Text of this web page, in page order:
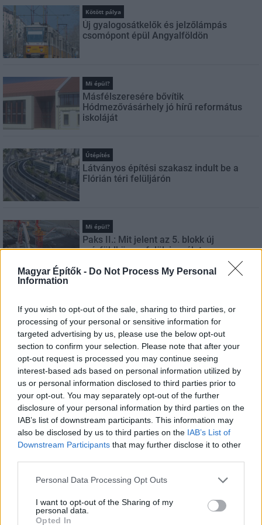
Magyar Építők - Do Not Process My Personal
Information
If you wish to opt-out of the sale, sharing to third parties, or
processing of your personal or sensitive information for
targeted advertising by us, please use the below opt-out
section to confirm your selection. Please note that after your
opt-out request is processed you may continue seeing
interest-based ads based on personal information utilized by
us or personal information disclosed to third parties prior to
your opt-out. You may separately opt-out of the further
disclosure of your personal information by third parties on the
IAB’s list of downstream participants. This information may
also be disclosed by us to third parties on the IAB’s List of
Downstream Participants that may further disclose it to other
Please note that this website/app uses one or more Google
not limited to your visit or usage behaviour. You may click to
grant or deny consent to Google and its third-party tags to
Personal Data Processing Opt Outs
I want to opt-out of the Sharing of my
personal data.
Opted In
Kötött pálya
Új gyalogosátkelők és jelzőlámpás
csomópont épül Angyalföldön
Mi épül?
Másfélszeresére bővítik
Hódmezővásárhely jó hírű református
iskoláját
Útépítés
Látványos építési szakasz indult be a
Flórián téri felüljárón
Mi épül?
Paks II.: Mit jelent az 5. blokk új
mérföldköve a felülvizsgálat
KIRAKAT
Kirakat
Tető, ami évtizedeken át gondoskodik a családról